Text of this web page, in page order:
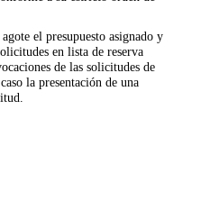
el presupuesto asignado y
en lista de reserva
de las solicitudes de
la presentación de una